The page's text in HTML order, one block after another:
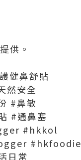
供。
健鼻舒貼
然安全
#鼻敏
#通鼻塞
#hkkol
#hkfoodie
日常